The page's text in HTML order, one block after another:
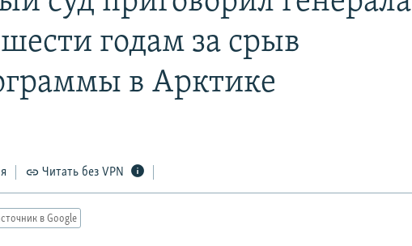
годам за срыв
в Арктике
Читать без VPN
в Google